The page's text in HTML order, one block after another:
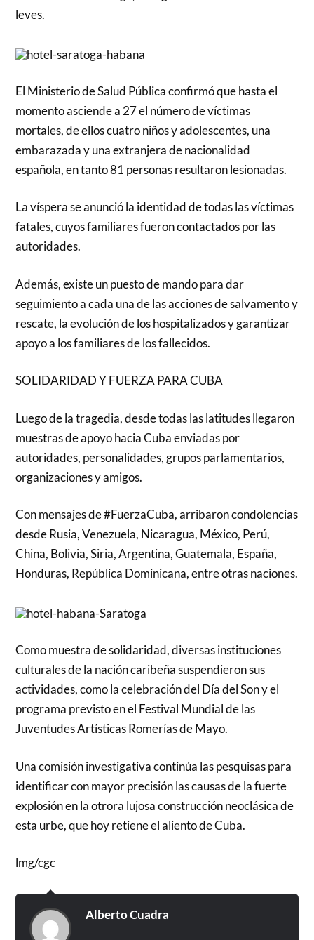
leves.
El Ministerio de Salud Pública confirmó que hasta el
momento asciende a 27 el número de víctimas
mortales, de ellos cuatro niños y adolescentes, una
embarazada y una extranjera de nacionalidad
española, en tanto 81 personas resultaron lesionadas.
La víspera se anunció la identidad de todas las víctimas
fatales, cuyos familiares fueron contactados por las
autoridades.
Además, existe un puesto de mando para dar
seguimiento a cada una de las acciones de salvamento y
rescate, la evolución de los hospitalizados y garantizar
apoyo a los familiares de los fallecidos.
SOLIDARIDAD Y FUERZA PARA CUBA
Luego de la tragedia, desde todas las latitudes llegaron
muestras de apoyo hacia Cuba enviadas por
autoridades, personalidades, grupos parlamentarios,
organizaciones y amigos.
Con mensajes de #FuerzaCuba, arribaron condolencias
desde Rusia, Venezuela, Nicaragua, México, Perú,
China, Bolivia, Siria, Argentina, Guatemala, España,
Honduras, República Dominicana, entre otras naciones.
Como muestra de solidaridad, diversas instituciones
culturales de la nación caribeña suspendieron sus
actividades, como la celebración del Día del Son y el
programa previsto en el Festival Mundial de las
Juventudes Artísticas Romerías de Mayo.
Una comisión investigativa continúa las pesquisas para
identificar con mayor precisión las causas de la fuerte
explosión en la otrora lujosa construcción neoclásica de
esta urbe, que hoy retiene el aliento de Cuba.
lmg/cgc
Alberto Cuadra